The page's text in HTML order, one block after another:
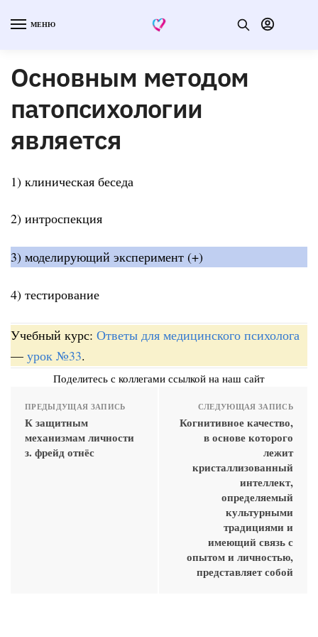
МЕНЮ
Основным методом
патопсихологии
является
1) клиническая беседа
2) интроспекция
3) моделирующий эксперимент (+)
4) тестирование
Учебный курс: Ответы для медицинского психолога
— урок №33.
Поделитесь с коллегами ссылкой на наш сайт
ПРЕДЫДУЩАЯ ЗАПИСЬ
К защитным
механизмам личности
з. фрейд отнёс
СЛЕДУЮЩАЯ ЗАПИСЬ
Когнитивное качество,
в основе которого
лежит
кристаллизованный
интеллект,
определяемый
культурными
традициями и
имеющий связь с
опытом и личностью,
представляет собой